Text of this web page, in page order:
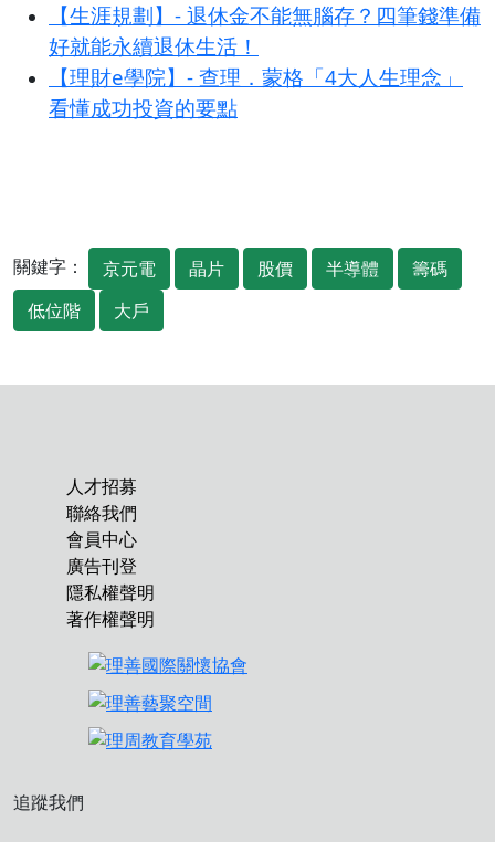
【生涯規劃】- 退休金不能無腦存？四筆錢準備
好就能永續退休生活！
【理財e學院】- 查理．蒙格「4大人生理念」
看懂成功投資的要點
關鍵字： 京元電 晶片 股價 半導體
籌碼
低位階
大戶
人才招募
聯絡我們
會員中心
廣告刊登
隱私權聲明
著作權聲明
追蹤我們